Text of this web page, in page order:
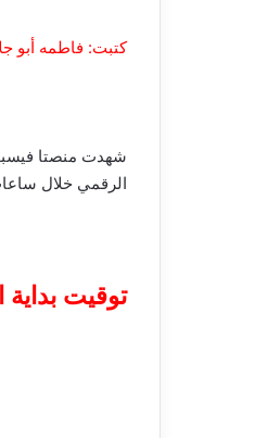
كتبت: فاطمه أبو
الرقمي خلال
توقيت